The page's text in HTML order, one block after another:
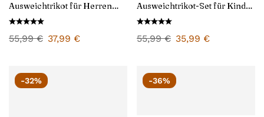
Ausweichtrikot für Herren
2024/25
55,99€ 37,99 €
Ausweichtrikot-Set für Kinder
2024/25
55,99€ 35,99 €
-32% -36%